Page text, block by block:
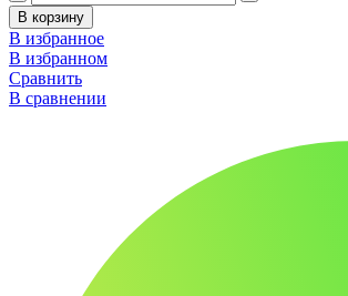
В корзину
В избранное
В избранном
Сравнить
В сравнении